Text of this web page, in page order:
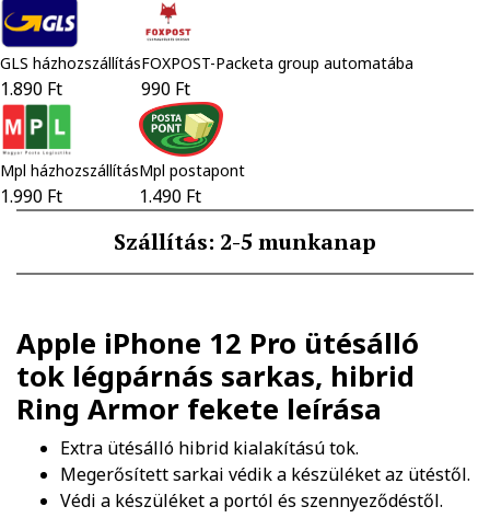
GLS házhozszállítás
1.890 Ft
FOXPOST-Packeta group automatába
990 Ft
Mpl házhozszállítás
1.990 Ft
Mpl postapont
1.490 Ft
Szállítás: 2-5 munkanap
Apple iPhone 12 Pro ütésálló
tok légpárnás sarkas, hibrid
Ring Armor fekete leírása
Extra ütésálló hibrid kialakítású tok.
Megerősített sarkai védik a készüléket az ütéstől.
Védi a készüléket a portól és szennyeződéstől.